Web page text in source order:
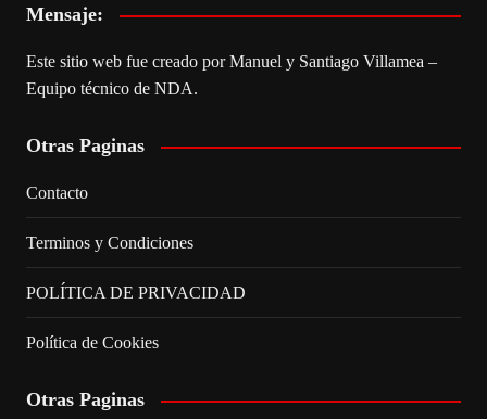
Mensaje:
Este sitio web fue creado por Manuel y Santiago Villamea –
Equipo técnico de NDA.
Otras Paginas
Contacto
Terminos y Condiciones
POLÍTICA DE PRIVACIDAD
Política de Cookies
Otras Paginas